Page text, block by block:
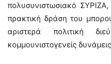
πολυσυνιστωσιακό
πρακτική δράση του
αριστερά πολιτική
κομμουνιστογενείς